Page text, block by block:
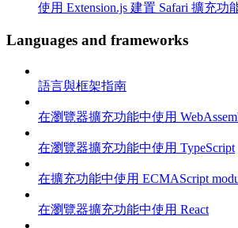
使用 Extension.js 建置 Safari 擴充功
Languages and frameworks
語言與框架指南
在瀏覽器擴充功能中使用
在瀏覽器擴充功能中使用 TypeScript
在擴充功能中使用 ECMAScript
在瀏覽器擴充功能中使用 React